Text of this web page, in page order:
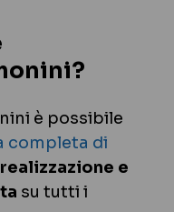
è possibile
completa di
e
su tutti i